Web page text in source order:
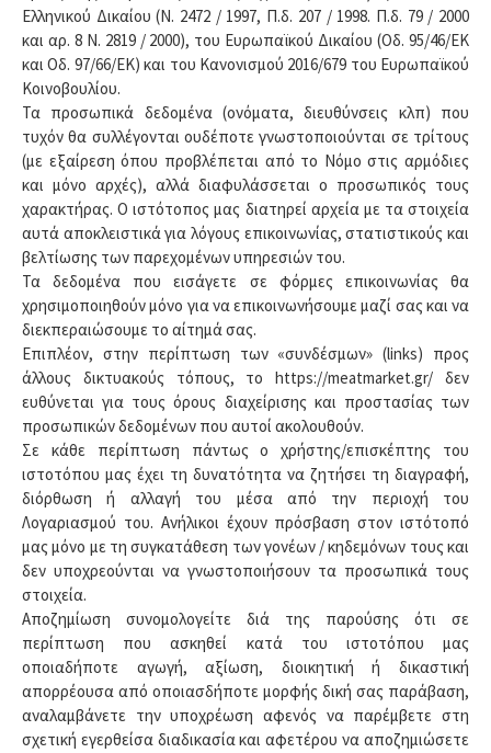
Ελληνικού Δικαίου (Ν. 2472 / 1997, Π.δ. 207 / 1998. Π.δ. 79 / 2000
και αρ. 8 Ν. 2819 / 2000), του Ευρωπαϊκού Δικαίου (Οδ. 95/46/ΕΚ
και Οδ. 97/66/ΕΚ) και του Κανονισμoύ 2016/679 του Ευρωπαϊκού
Κοινοβουλίου.
Τα προσωπικά δεδομένα (ονόματα, διευθύνσεις κλπ) που
τυχόν θα συλλέγονται ουδέποτε γνωστοποιούνται σε τρίτους
(με εξαίρεση όπου προβλέπεται από το Νόμο στις αρμόδιες
και μόνο αρχές), αλλά διαφυλάσσεται ο προσωπικός τους
χαρακτήρας. Ο ιστότοπος μας διατηρεί αρχεία με τα στοιχεία
αυτά αποκλειστικά για λόγους επικοινωνίας, στατιστικούς και
βελτίωσης των παρεχομένων υπηρεσιών του.
Τα δεδομένα που εισάγετε σε φόρμες επικοινωνίας θα
χρησιμοποιηθούν μόνο για να επικοινωνήσουμε μαζί σας και να
διεκπεραιώσουμε το αίτημά σας.
Επιπλέον, στην περίπτωση των «συνδέσμων» (links) προς
άλλους δικτυακούς τόπους, το https://meatmarket.gr/ δεν
ευθύνεται για τους όρους διαχείρισης και προστασίας των
προσωπικών δεδομένων που αυτοί ακολουθούν.
Σε κάθε περίπτωση πάντως ο χρήστης/επισκέπτης του
ιστοτόπου μας έχει τη δυνατότητα να ζητήσει τη διαγραφή,
διόρθωση ή αλλαγή του μέσα από την περιοχή του
Λογαριασμού του. Ανήλικοι έχουν πρόσβαση στον ιστότοπό
μας μόνο με τη συγκατάθεση των γονέων / κηδεμόνων τους και
δεν υποχρεούνται να γνωστοποιήσουν τα προσωπικά τους
στοιχεία.
Αποζημίωση συνομολογείτε διά της παρούσης ότι σε
περίπτωση που ασκηθεί κατά του ιστοτόπου μας
οποιαδήποτε αγωγή, αξίωση, διοικητική ή δικαστική
απορρέουσα από οποιασδήποτε μορφής δική σας παράβαση,
αναλαμβάνετε την υποχρέωση αφενός να παρέμβετε στη
σχετική εγερθείσα διαδικασία και αφετέρου να αποζημιώσετε